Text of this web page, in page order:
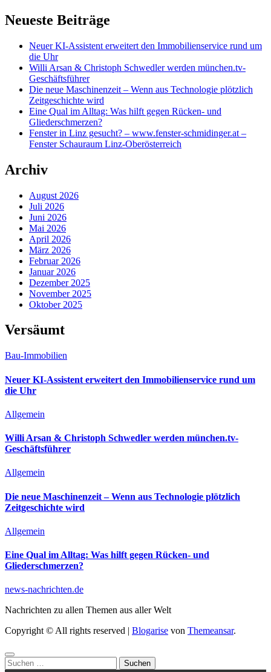
Neueste Beiträge
Neuer KI-Assistent erweitert den Immobilienservice rund um
die Uhr
Willi Arsan & Christoph Schwedler werden münchen.tv-
Geschäftsführer
Die neue Maschinenzeit – Wenn aus Technologie plötzlich
Zeitgeschichte wird
Eine Qual im Alltag: Was hilft gegen Rücken- und
Gliederschmerzen?
Fenster in Linz gesucht? – www.fenster-schmidinger.at –
Fenster Schauraum Linz-Oberösterreich
Archiv
August 2026
Juli 2026
Juni 2026
Mai 2026
April 2026
März 2026
Februar 2026
Januar 2026
Dezember 2025
November 2025
Oktober 2025
Versäumt
Bau-Immobilien
Neuer KI-Assistent erweitert den Immobilienservice rund um
die Uhr
Allgemein
Willi Arsan & Christoph Schwedler werden münchen.tv-
Geschäftsführer
Allgemein
Die neue Maschinenzeit – Wenn aus Technologie plötzlich
Zeitgeschichte wird
Allgemein
Eine Qual im Alltag: Was hilft gegen Rücken- und
Gliederschmerzen?
news-nachrichten.de
Nachrichten zu allen Themen aus aller Welt
Copyright © All rights reserved
Blogarise von Themeansar.
Suchen